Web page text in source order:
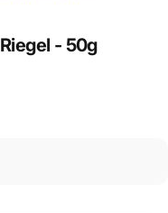
Riegel - 50g